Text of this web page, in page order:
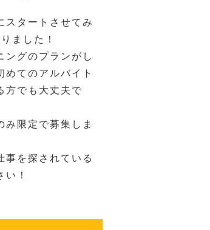
スタートさせてみ
ました！
ングのプランがし
めてのアルバイト
方でも大丈夫で
み限定で募集しま
事を探されている
！